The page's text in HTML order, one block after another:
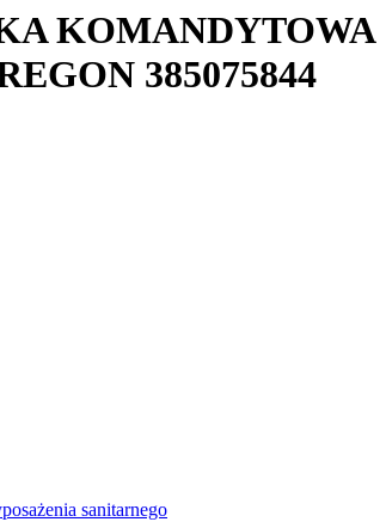
KOMANDYTOWA
385075844
sanitarnego